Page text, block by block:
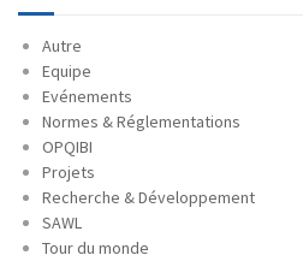
Autre
Equipe
Evénements
Normes & Réglementations
OPQIBI
Projets
Recherche & Développement
SAWL
Tour du monde